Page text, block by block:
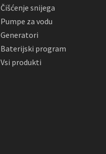
Čišćenje snijega
Pumpe za vodu
Generatori
Baterijski program
Vsi produkti